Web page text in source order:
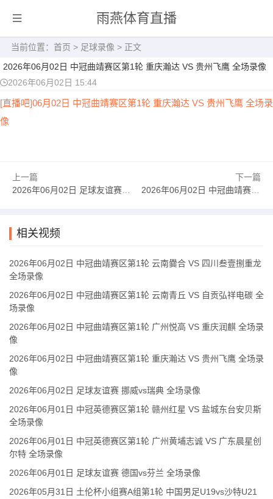
雨燕体育直播
当前位置： 首页 > 足球录像 > 正文
2026年06月02日 中冠曲靖赛区第1轮 重庆瀚达 VS 贵州飞鹰 全场录像
2026年06月02日 15:44
[直播吧]06月02日 中冠曲靖赛区第1轮 重庆瀚达 VS 贵州飞鹰 全场录
像
上一篇
2026年06月02日 足球友谊赛 挪威vs瑞典 全场录像
下一篇
2026年06月02日 中冠曲靖赛区第1轮 云南爨合 VS 四川叁壹捌重龙 全场录像
相关视频
2026年06月02日 中冠曲靖赛区第1轮 云南爨合 VS 四川叁壹捌重龙
全场录像
2026年06月02日 中冠曲靖赛区第1轮 云南青丘 VS 自贡弘祥电碳 全
场录像
2026年06月02日 中冠曲靖赛区第1轮 广州悦高 VS 重庆润麒 全场录
像
2026年06月02日 中冠曲靖赛区第1轮 重庆瀚达 VS 贵州飞鹰 全场录
像
2026年06月02日 足球友谊赛 挪威vs瑞典 全场录像
2026年06月01日 中冠英德赛区第1轮 赣州红星 VS 盐城东台安贝斯
全场录像
2026年06月01日 中冠英德赛区第1轮 广州黄埔志诚 VS 广东晨星创
尔特 全场录像
2026年06月01日 足球友谊赛 德国vs芬兰 全场录像
2026年05月31日 土伦杯小组赛A组第1轮 中国男足U19vs沙特U21